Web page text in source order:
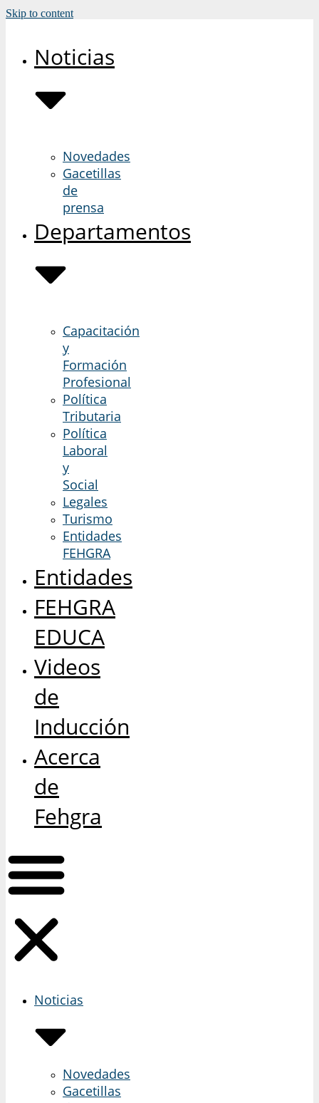
Skip to content
Noticias
Novedades
Gacetillas
de
prensa
Departamentos
Capacitación
y
Formación
Profesional
Política
Tributaria
Política
Laboral
y
Social
Legales
Turismo
Entidades
FEHGRA
Entidades
FEHGRA
EDUCA
Videos
de
Inducción
Acerca
de
Fehgra
Noticias
Novedades
Gacetillas